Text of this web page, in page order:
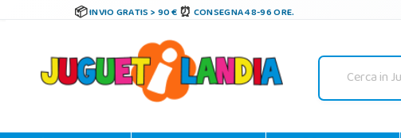
INVIO GRATIS > 90 € CONSEGNA 48-96 ORE.